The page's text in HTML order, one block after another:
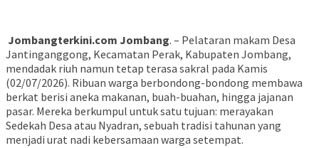
Jombangterkini.com Jombang. – Pelataran makam Desa
Jantinganggong, Kecamatan Perak, Kabupaten Jombang,
mendadak riuh namun tetap terasa sakral pada Kamis
(02/07/2026). Ribuan warga berbondong-bondong membawa
berkat berisi aneka makanan, buah-buahan, hingga jajanan
pasar. Mereka berkumpul untuk satu tujuan: merayakan
Sedekah Desa atau Nyadran, sebuah tradisi tahunan yang
menjadi urat nadi kebersamaan warga setempat.